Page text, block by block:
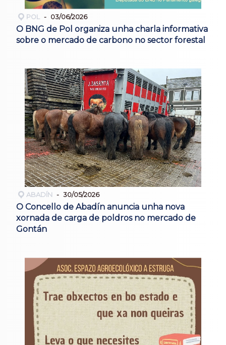
POL 03/06/2026
O BNG de Pol organiza unha charla informativa
sobre o mercado de carbono no sector forestal
ABADÍN 30/05/2026
O Concello de Abadín anuncia unha nova
xornada de carga de poldros no mercado de
Gontán